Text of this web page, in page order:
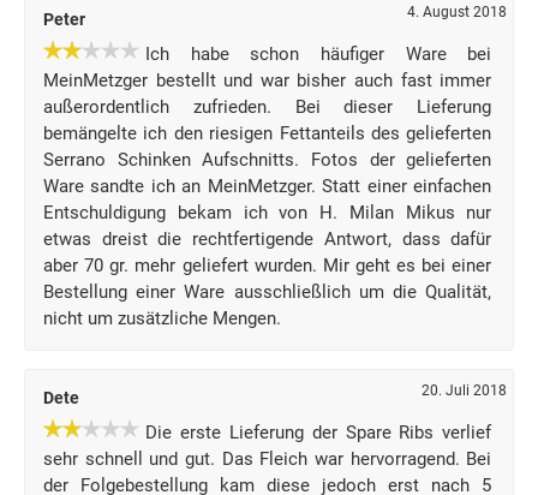
Peter 4. August 2018
Ich habe schon häufiger Ware bei
MeinMetzger bestellt und war bisher auch fast immer
außerordentlich zufrieden. Bei dieser Lieferung
bemängelte ich den riesigen Fettanteils des gelieferten
Serrano Schinken Aufschnitts. Fotos der gelieferten
Ware sandte ich an MeinMetzger. Statt einer einfachen
Entschuldigung bekam ich von H. Milan Mikus nur
etwas dreist die rechtfertigende Antwort, dass dafür
aber 70 gr. mehr geliefert wurden. Mir geht es bei einer
Bestellung einer Ware ausschließlich um die Qualität,
nicht um zusätzliche Mengen.
Dete 20. Juli 2018
Die erste Lieferung der Spare Ribs verlief
sehr schnell und gut. Das Fleich war hervorragend. Bei
der Folgebestellung kam diese jedoch erst nach 5